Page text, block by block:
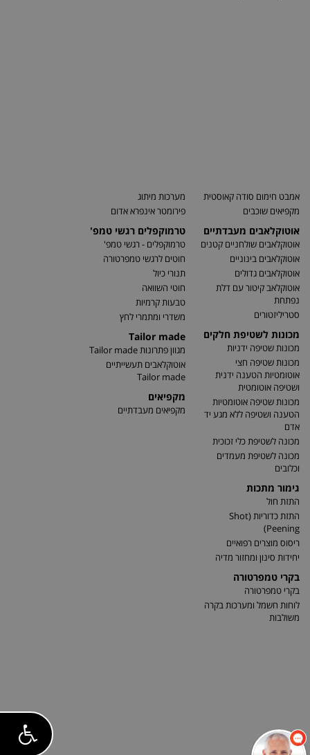
אמבט חימום סודה קאוסטית
מקפיאים שוכבים
אוטוקלאבים מעבדתיים
אוטוקלאבים שולחניים קטנים
אוטוקלאבים בינוניים
אוטוקלאבים גדולים
אוטוקלאב קיטור עם דלת
נפתחת
סטריליזטורים
מכונות לשטיפת חלקים
מכונות שטיפה ידניות
מכונות שטיפה חצי
אוטומטיות הטענה ידנית
ושטיפה אוטומטית
מכונות שטיפה אוטומטיות
הטענה ושטיפה ללא מגע יד
אדם
מכונה לשטיפת כלי זכוכית
מכונה לשטיפת מעמדים
וכלובים
גימור מתכות
התזת חול
התזת כדוריות (Shot
Peening)
ריסוס מוצרים רפואיים
יחידות סינון ומחזור מדיה
בקרי טמפרטורה
בקרי טמפרטורה
לוחות חשמל ומערכות בקרה
משולבות
מערכות מיתוג
פירומטר אינפרא אדום
טרמוקפלים רגשי טמפ'
טרמוקפלים - רגשי טמפ'
חוטים לרגשי טמפרטורה
תנורי כיול
חוטי השוואה
טבעות קרמיות
משדרי ומתמרי לחץ
Tailor made
מגוון פתרונות Tailor made
אוטוקלאבים תעשייתיים
Tailor made
מקפיאים
מקפיאים מעבדתיים